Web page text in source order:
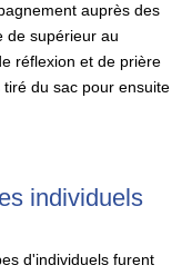
auprès des
de supérieur au
réflexion et de prière
du sac pour ensuite
individuels
d'individuels furent